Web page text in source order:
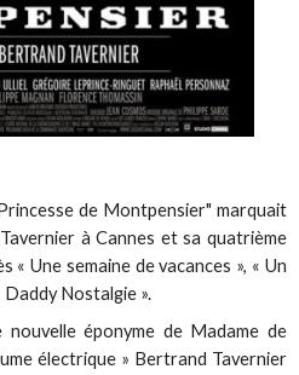
de Montpensier" marquait
à Cannes et sa quatrième
Une semaine de vacances », « Un
Daddy Nostalgie ».
éponyme de Madame de
électrique » Bertrand Tavernier